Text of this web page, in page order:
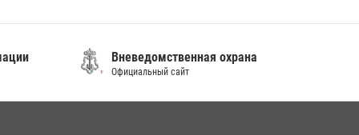
наркотиков
30 июля 2026, 23:44
сотрудники вневедомственной охраны
Вневедомственная охрана
Официальный сайт